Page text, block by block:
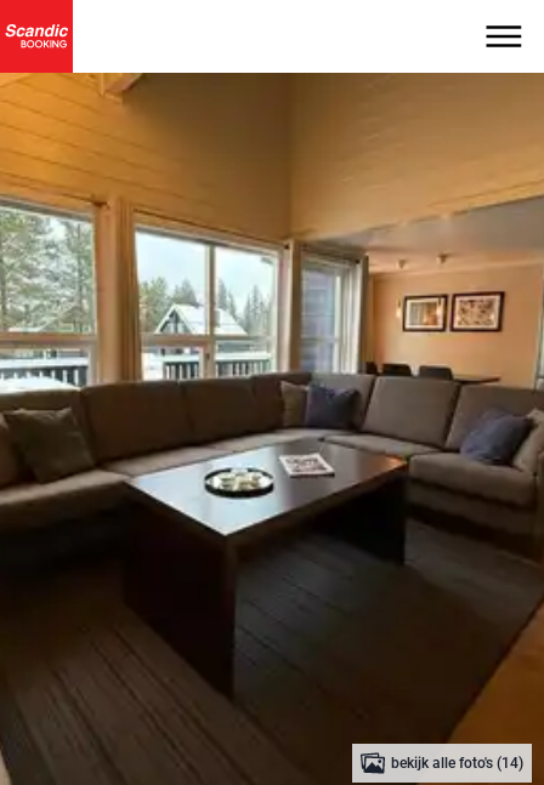
bekijk alle foto's (14)